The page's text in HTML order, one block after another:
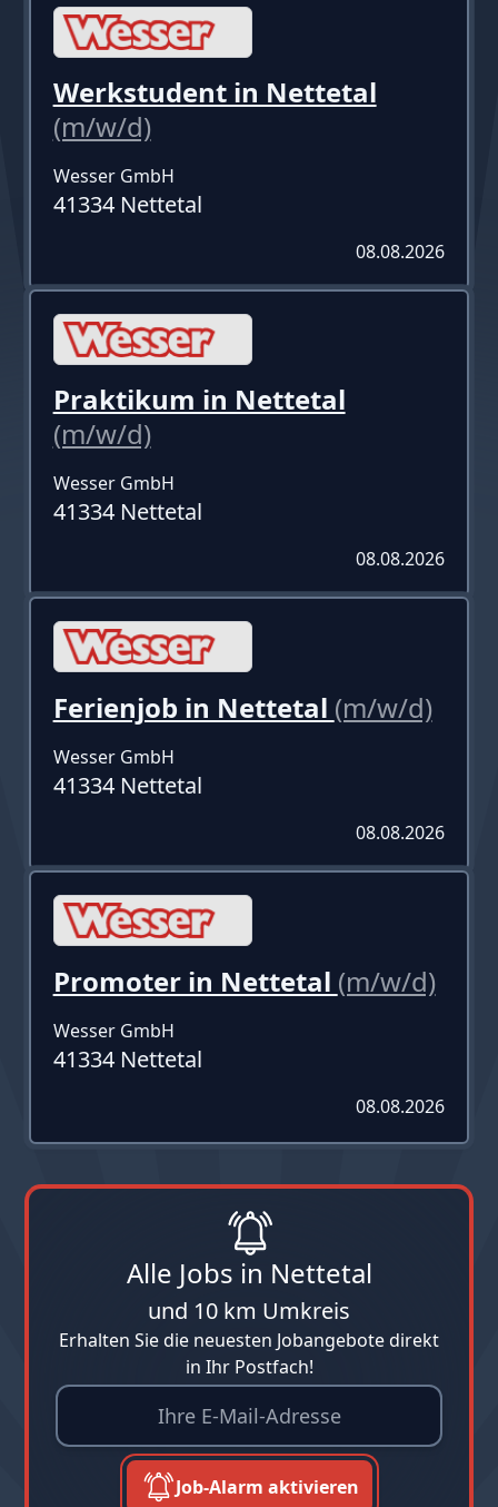
Werkstudent in Nettetal
(m/w/d)
Wesser GmbH
41334 Nettetal
08.08.2026
Praktikum in Nettetal
(m/w/d)
Wesser GmbH
41334 Nettetal
08.08.2026
Ferienjob in Nettetal (m/w/d)
Wesser GmbH
41334 Nettetal
08.08.2026
Promoter in Nettetal (m/w/d)
Wesser GmbH
41334 Nettetal
08.08.2026
Alle Jobs in Nettetal
und 10 km Umkreis
Erhalten Sie die neuesten Jobangebote direkt
in Ihr Postfach!
Job-Alarm aktivieren